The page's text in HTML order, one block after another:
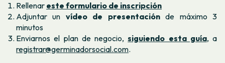
Rellenar este formulario de inscripción
Adjuntar un vídeo de presentaciónde máximo 3
minutos
Enviarnos el plan de negocio,siguiendo esta guía, a
registrar@germinadorsocial.com.